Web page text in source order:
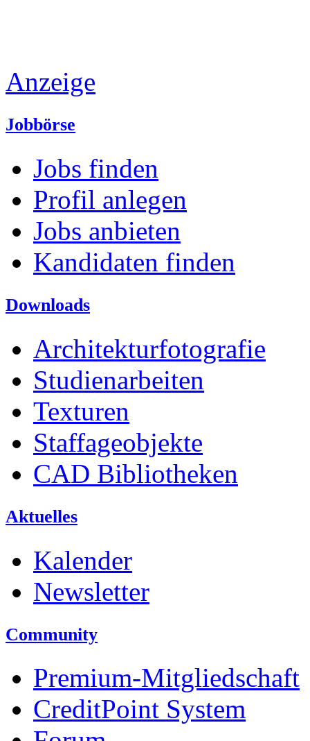
Anzeige
Jobbörse
Jobs finden
Profil anlegen
Jobs anbieten
Kandidaten finden
Downloads
Architekturfotografie
Studienarbeiten
Texturen
Staffageobjekte
CAD Bibliotheken
Aktuelles
Kalender
Newsletter
Community
Premium-Mitgliedschaft
CreditPoint System